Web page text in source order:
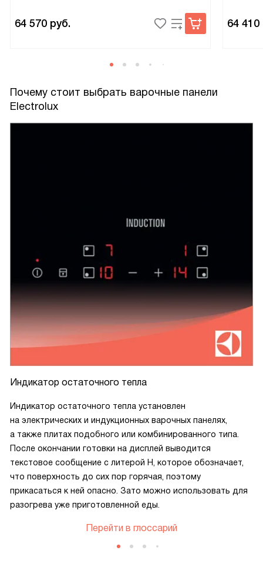
64 570 руб. 64 410
Почему стоит выбрать варочные панели
Electrolux
Индикатор остаточного тепла
Индикатор остаточного тепла установлен
на электрических и индукционных варочных панелях,
а также плитах подобного или комбинированного типа.
После окончании готовки на дисплей выводится
текстовое сообщение с литерой H, которое обозначает,
что поверхность до сих пор горячая, поэтому
прикасаться к ней опасно. Зато можно использовать для
разогрева уже приготовленной еды.
Перейти в глоссарий